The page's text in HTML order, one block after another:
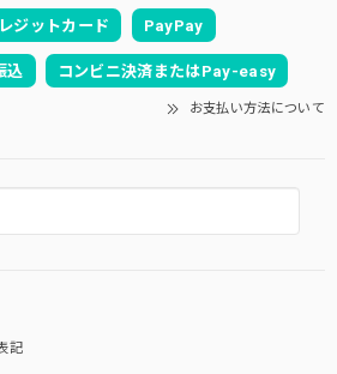
ジットカード PayPay
込 コンビニ決済またはPay-easy
お支払い方法について
記